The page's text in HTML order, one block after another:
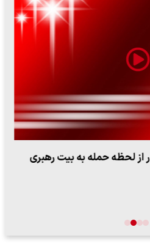
از لحظه حمله به بیت رهبری